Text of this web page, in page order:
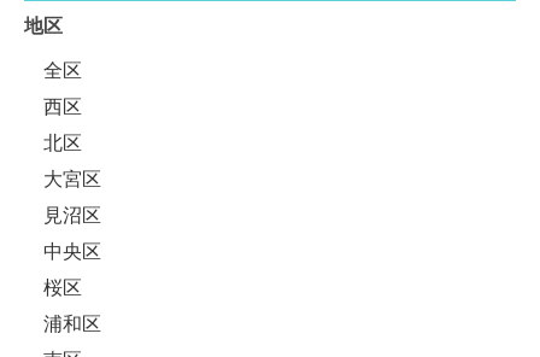
地区
全区
西区
北区
大宮区
見沼区
中央区
桜区
浦和区